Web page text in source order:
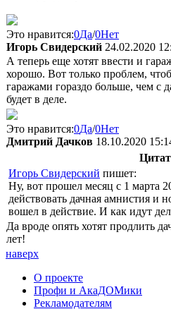
Это нравится:0Да/0Нет
Игорь Свидерский 24.02.2020
А теперь еще хотят ввести и
хорошо. Вот только проблем,
гаражами гораздо больше, чем с
будет в деле.
Это нравится:0Да/0Нет
Дмитрий Дачков 18.10.2020
Игорь Свидерский пишет:
Ну, вот прошел месяц с 1 марта
действовать дачная амнистия и
вошел в действие. И как идут
Да вроде опять хотят продлить
лет!
наверх
О проекте
Профи и АкаДОМики
Рекламодателям